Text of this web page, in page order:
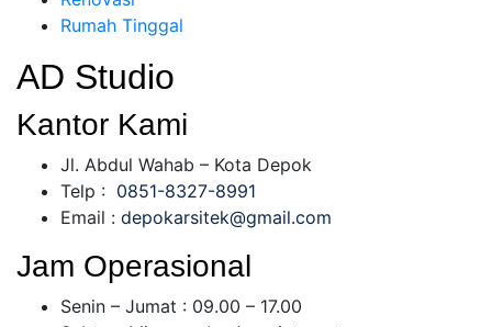
Rumah Tinggal
AD Studio
Kantor Kami
Jl. Abdul Wahab – Kota Depok
Telp : 0851-8327-8991
Email : depokarsitek@gmail.com
Jam Operasional
Senin – Jumat : 09.00 – 17.00